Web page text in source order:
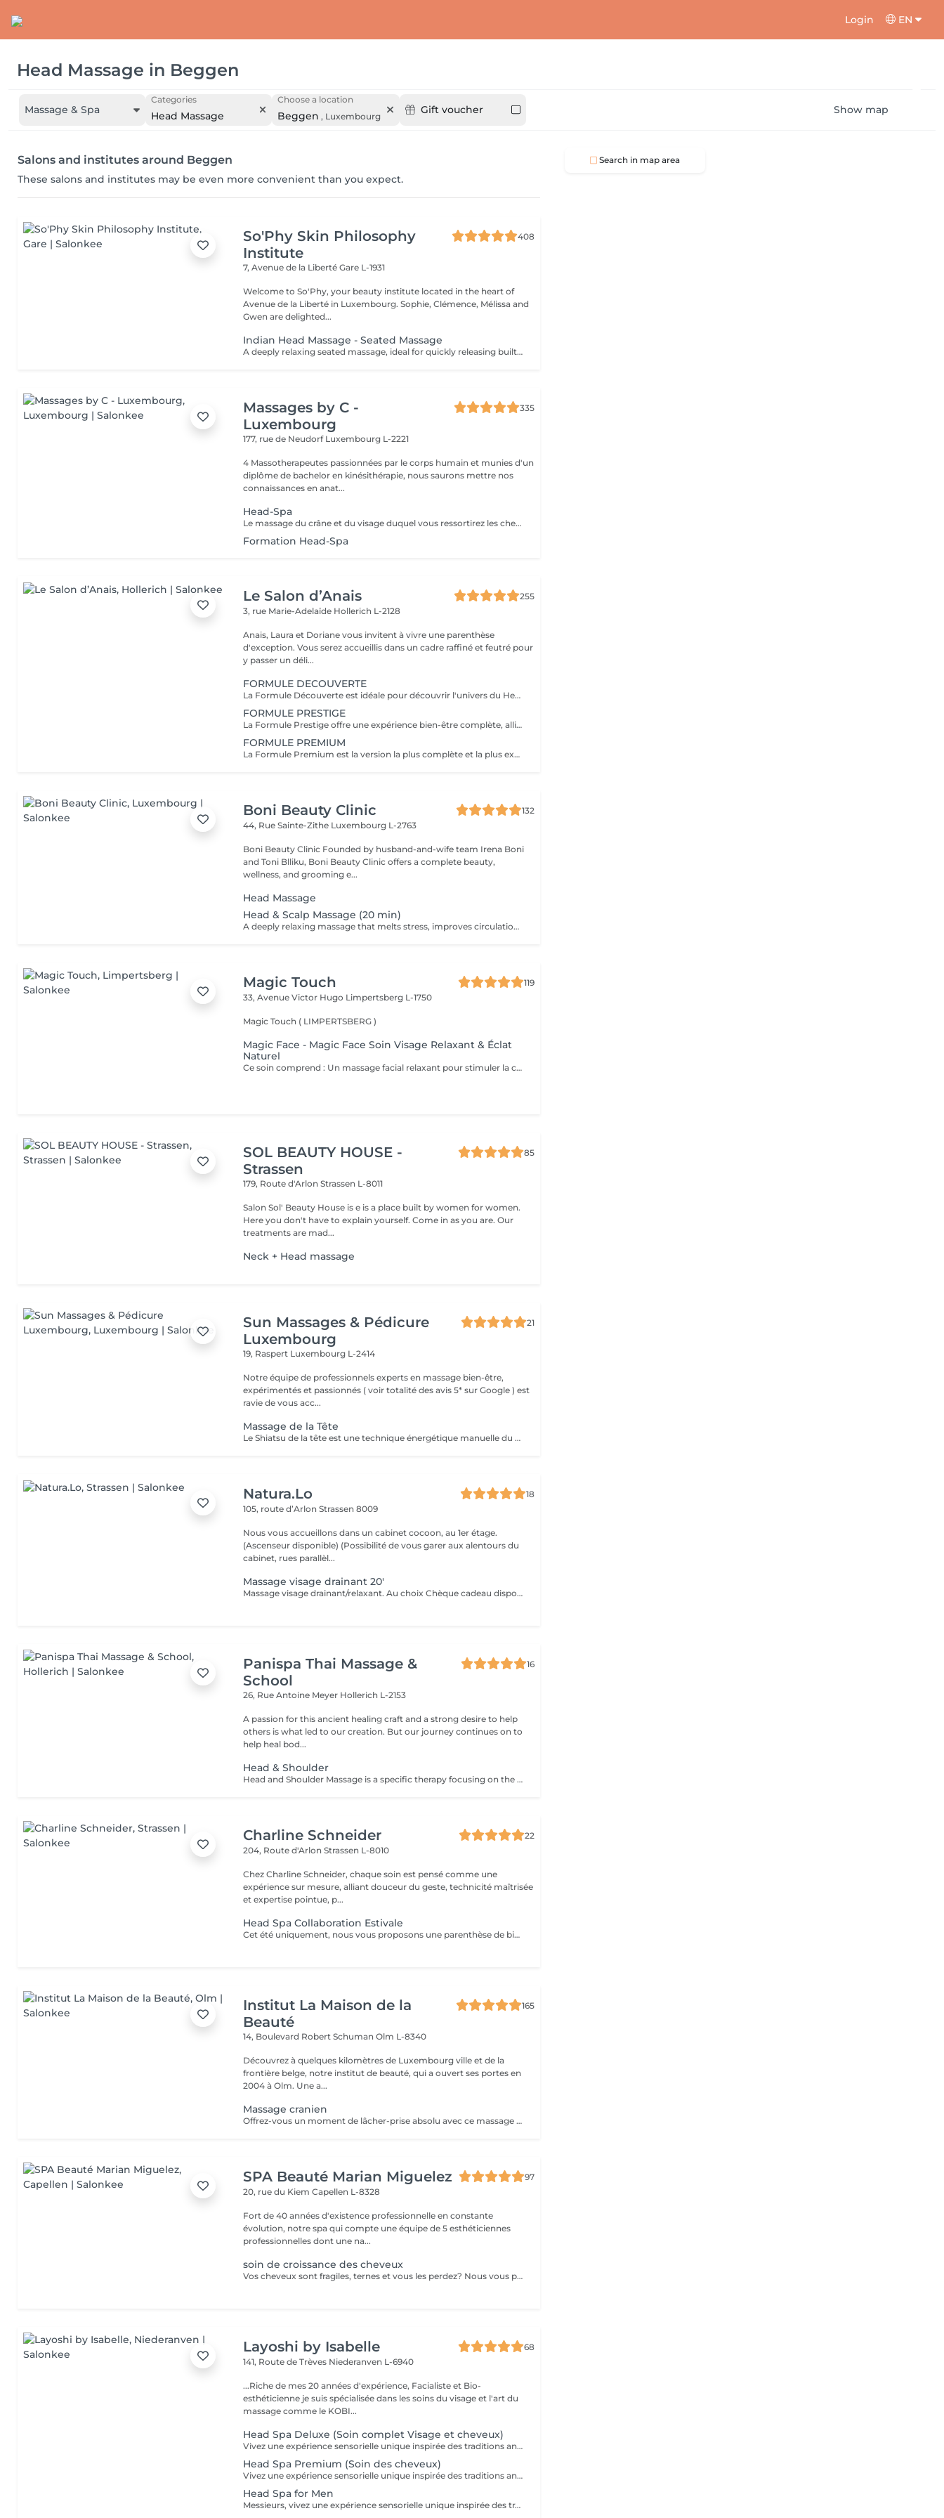
Login EN
Head Massage in Beggen
Massage & Spa
Categories
Head Massage
Choose a location
Beggen , Luxembourg
Gift voucher Show map
Salons and institutes around Beggen
These salons and institutes may be even more convenient than you expect.
So'Phy Skin Philosophy
Institute
408
7, Avenue de la LibertéGare L-1931
Welcome to So'Phy, your beauty institute located in the heart of
Avenue de la Liberté in Luxembourg. Sophie, Clémence, Mélissa and
Gwen are delighted...
Indian Head Massage - Seated Massage
A deeply relaxing seated massage, ideal for quickly releasing built-up tension. Inspired by Ayurvedic techniques, this treatment focuses on the upper back, shoulders, neck and scalp to relieve muscular tension and calm the nervous system. Through targeted movements, it provides an immediate feeling of lightness, promotes mental relaxation and improves overall rest. An ideal treatment for a quick and effective break, helping you release pressure and restore a sense of calm and balance.
Massages by C -
Luxembourg
335
177, rue de Neudorf Luxembourg L-2221
4 Massotherapeutes passionnées par le corps humain et munies d'un
diplôme de bachelor en kinésithérapie, nous saurons mettre nos
connaissances en anat...
Head-Spa
Le massage du crâne et du visage duquel vous ressortirez les cheveux propres. Association de l'utilisation du massage, de l'eau et de la vapeur afin de vous garantir une séance vraiment relaxante. Utilisation de l'huile essentielle adaptée à votre cuir chevelu après analyse. Contre-indications : Extentions, tissages et tresses plaquées. Attendre 72h après une coloration. Accord médical nécéssaire en cas de chimiothérapie/rémission. Merci de nous informer en cas de grossesse ou allaitement afin d'adapter les produits utilisés.
Formation Head-Spa
Le Salon d’Anais
255
3, rue Marie-Adelaïde Hollerich L-2128
Anais, Laura et Doriane vous invitent à vivre une parenthèse
d'exception. Vous serez accueillis dans un cadre raffiné et feutré pour
y passer un déli...
FORMULE DECOUVERTE
La Formule Découverte est idéale pour découvrir l'univers du Head Spa et s'offrir un véritable moment de détente. Ce soin associe massage crânien par acupression, diffusion d'eau sous arche et ambiance sensorielle apaisante pour libérer les tensions et favoriser le lâcher-prise. Le cuir chevelu est revitalisé, l'esprit apaisé et les cheveux retrouvent douceur et légèreté. Le séchage des cheveux est inclus à la fin de la prestation. Parfaite pour une première expérience relaxante.
FORMULE PRESTIGE
La Formule Prestige offre une expérience bien-être complète, alliant soin du cuir chevelu, détente capillaire et soin du visage. Grâce à des techniques manuelles ciblées et à une atmosphère enveloppante, cette formule procure une relaxation profonde tout en sublimant la peau et les cheveux. Elle permet de relâcher les tensions, d'améliorer la circulation et de retrouver une sensation d'équilibre et d'harmonie. Le séchage des cheveux est inclus. Idéale pour s'accorder un moment de bien-être global.
FORMULE PREMIUM
La Formule Premium est la version la plus complète et la plus exclusive de l'expérience Head Spa. Elle reprend tous les bienfaits de la Formule Prestige, avec un soin visage complet, un soin capillaire approfondi et une relaxation globale, tout en y ajoutant un gommage du cuir chevelu, une diffusion de vapeur et un massage spécifique réalisé pendant le temps de pause. La vapeur permet d'optimiser l'efficacité des soins, de détendre les muscles en profondeur et de renforcer les bienfaits du massage crânien. Chaque étape est pensée pour offrir un moment d'exception, alliant performance, confort et lâcher-prise total. Le séchage des cheveux est inclus. Recommandée pour vivre l'expérience Head Spa dans sa version la plus luxueuse.
Boni Beauty Clinic
132
44, Rue Sainte-Zithe Luxembourg L-2763
Boni Beauty Clinic Founded by husband-and-wife team Irena Boni
and Toni Blliku, Boni Beauty Clinic offers a complete beauty,
wellness, and grooming e...
Head Massage
Head & Scalp Massage (20 min)
A deeply relaxing massage that melts stress, improves circulation, and leaves you recharged and focused. Indulge in luxury, even on your lunch break. Quick, effective treatments designed to refresh your face, mind, and mood all within 30 to 60 minutes. Ideal for: Professionals, busy moms, and anyone seeking a touch of luxury between meetings. Available weekdays from 11:30 to 14:30
Magic Touch
119
33, Avenue Victor Hugo Limpertsberg L-1750
Magic Touch ( LIMPERTSBERG )
Magic Face - Magic Face Soin Visage Relaxant & Éclat
Naturel
Ce soin comprend : Un massage facial relaxant pour stimuler la circulation sanguine, détendre les traits du visage et favoriser l'éclat naturel de la peau. Une exfoliation douce pour éliminer les cellules mortes et affiner le grain de peau. Une hydratation profonde pour nourrir et revitaliser la peau. Un masque à l'argile adapté à votre peau pour purifier, apaiser et redonner de l'éclat au teint. Les bienfaits : Peau plus douce et lumineuse Teint frais et éclatant Réduction des signes de fatigue Sensation profonde de détente et de bien-être Amélioration de la circulation et de l'oxygénation de la peau Prenez un moment pour vous et laissez votre peau retrouver tout son éclat naturel.
SOL BEAUTY HOUSE -
Strassen
85
179, Route d'ArlonStrassen L-8011
Salon Sol' Beauty House is e is a place built by women for women.
Here you don't have to explain yourself. Come in as you are. Our
treatments are mad...
Neck + Head massage
Sun Massages & Pédicure
Luxembourg
21
19, Raspert Luxembourg L-2414
Notre équipe de professionnels experts en massage bien-être,
expérimentés et passionnés ( voir totalité des avis 5* sur Google ) est
ravie de vous acc...
Massage de la Tête
Le Shiatsu de la tête est une technique énergétique manuelle du crâne, du visage et de la nuque qui permet d'harmoniser l'énergie dans les deux hémisphères du cerveau. Ce soin libère le flux de l'énergie subtile dans le corps, améliore la circulation. La technique consiste en la stimulation des points énergétiques de la zone par des petites pressions digitales et le drainage lymphatique pour évacuer les toxines par des mouvements glissés. Ce soin du visage est rajeunissant et très complet. Il permet de détoxifier la peau et de la rendre plus lisse et éclatante. Cette technique plonge le receveur dans une relaxation profonde qui renforce les capacités d'auto-guérison de l'organisme qui se ressource grâce au repos procuré par le soin. Le Shiatsu de la tête est indiqué dans les cas de : troubles du sommeil, stress, anxiété, nervosité, déprime, tristesse, tensions du cou et des épaules, fatigue oculaire et auditive, maux de tête, ...
Natura.Lo
18
105, route d’ArlonStrassen 8009
Nous vous accueillons dans un cabinet cocoon, au 1er étage.
(Ascenseur disponible) (Possibilité de vous garer aux alentours du
cabinet, rues parallèl...
Massage visage drainant 20'
Massage visage drainant/relaxant. Au choix Chèque cadeau disponible (Montant de votre choix, celui-ci est à indiquer lors de votre demande)
Panispa Thai Massage &
School
16
26, Rue Antoine Meyer Hollerich L-2153
A passion for this ancient healing craft and a strong desire to help
others is what led to our creation. But our journey continues on to
help heal bod...
Head & Shoulder
Head and Shoulder Massage is a specific therapy focusing on the specific areas rather than the entire body. The massage helps to relieve tension in your muscles, improve circulation and reduce stress. This therapy is especially recommended for you if you work sitting down or at a desk all day. The focus on your back, head and shoulders helps you to relax and assists in the reduction of stress hormones in the muscles which can reduce the occurrence of tension related headaches. Other benefits that can be received from this therapy include: Improved sleep Reduction of neck-stiffness A general feeling of relaxation Improved circulation in your head
Charline Schneider
22
204, Route d'ArlonStrassen L-8010
Chez Charline Schneider, chaque soin est pensé comme une
expérience sur mesure, alliant douceur du geste, technicité maîtrisée
et expertise pointue, p...
Head Spa Collaboration Estivale
Cet été uniquement, nous vous proposons une parenthèse de bien-être en édition limitée. Pendant cette expérience, profitez d'un rituel profondément relaxant alliant massage du cuir chevelu, soins adaptés et lâcher-prise, dans une atmosphère douce et apaisante. Une collaboration éphémère. Quelques dates seulement. Nombre de places très limité. Réservez dès maintenant votre moment de détente avant la fin de cette collaboration estivale. Un sèche-cheveux est mis à disposition. Le séchage n'est pas inclus afin de préserver la dimension relaxante du soin.
Institut La Maison de la
Beauté
165
14, Boulevard Robert SchumanOlm L-8340
Découvrez à quelques kilomètres de Luxembourg ville et de la
frontière belge, notre institut de beauté, qui a ouvert ses portes en
2004 à Olm. Une a...
Massage cranien
Offrez-vous un moment de lâcher-prise absolu avec ce massage crânien japonais authentique, transmis par une formatrice venue du Japon. Ce soin agit sur le cuir chevelu, la nuque et les trapèzes pour relâcher les tensions, apaiser le mental et rééquilibrer les énergies. Il favorise la détente profonde, améliore la circulation et aide à libérer le stress et la fatigue nerveuse. Idéal seul ou en complément d'un soin, pour une expérience de bien-être global et revitalisante.
SPA Beauté Marian Miguelez
97
20, rue du KiemCapellen L-8328
Fort de 40 années d'existence professionnelle en constante
évolution, notre spa qui compte une équipe de 5 esthéticiennes
professionnelles dont une na...
soin de croissance des cheveux
Vos cheveux sont fragiles, ternes et vous les perdez? Nous vous proposons une cure de 2 semaines (dont 6 applications au total) dans notre institut. - Application d'un shampoing riche en Cell Supporting molecules qui fortifie la racine capillaire et active la pousse du cheveu - Pénétration des actifs grâce aux ultrasons - Application d'un conditionner pour des cheveux souples et brillants - Application d'un sérum riche en Cell Supporting molecules et en Redensyl pour une chevelure pleine de vitalité et volumineuse. Le sérum renforce le métabolisme de la racine des cheveux et en favorise la repousse.
Layoshi by Isabelle
68
141, Route de Trèves Niederanven L-6940
...Riche de mes 20 années d'expérience, Facialiste et Bio-
esthéticienne je suis spécialisée dans les soins du visage et l'art du
massage comme le KOBI...
Head Spa Deluxe (Soin complet Visage et cheveux)
Vivez une expérience sensorielle unique inspirée des traditions anciennes japonaises dédiées au soin du corps et à l'apaisement de l'esprit. Le Head Spa combine soin des cheveux et du visage pour améliorer la revitalisation du cuir chevelu tout en favorisant la réduction du stress et la relaxation générale: - Démaquillage du visage - Massage du visage manuel "coup d'éclat" - Massage manuel des épaules, de la nuque et du cuir chevelu à l'huile précieuse et utilisation de différents outils - Fontaine d'eau chaude - Masque visage hydratant - Shampoing - Masque capillaire sous bain de vapeur + sérum - Massage des mains et des bras. - Crème + Sérum visage hydradants - Séchage des cheveux (15 minutes)
Head Spa Premium (Soin des cheveux)
Vivez une expérience sensorielle unique inspirée des traditions anciennes japonaises dédiées au soin du corps et à l'apaisement de l'esprit. Le Head Spa combine soin des cheveux et du visage pour améliorer la revitalisation du cuir chevelu tout en favorisant la réduction du stress et la relaxation générale: - Démaquillage du visage - Massage manuel des épaules, de la nuque et du cuir chevelu à l'huile précieuse et utilisation de différents outils - Fontaine d'eau chaude - Shampoing - Masque capillaire sous bain de vapeur + sérum - Massage des mains et des bras. - Séchage des cheveux (15 minutes)
Head Spa for Men
Messieurs, vivez une expérience sensorielle unique inspirée des traditions anciennes japonaises dédiées au soin du corps et à l'apaisement de l'esprit adapté à votre peau. Le Head Spa combine soin des cheveux et du visage pour améliorer la revitalisation du cuir chevelu tout en favorisant la réduction du stress et la relaxation générale: - Soin du visage (nettoyage, massage, masque et/ou soin de la barbe) - Massage manuel des épaules, de la nuque et du cuir chevelu à l'huile précieuse et utilisation de différents outils - Fontaine d'eau chaude - Shampoing - Sérum capillaire - Séchage des cheveux
Search in map area